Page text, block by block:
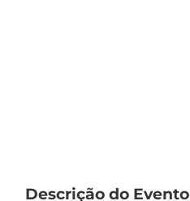
Descrição do Evento